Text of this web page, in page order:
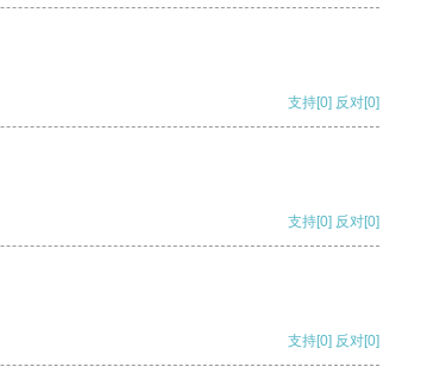
支持[0] 反对[0]
支持[0] 反对[0]
支持[0] 反对[0]